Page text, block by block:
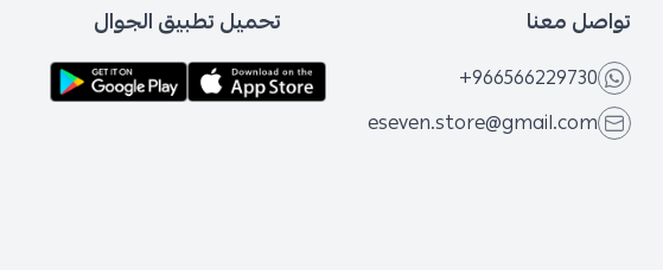
تواصل معنا
+966566229730
eseven.store@gmail.com
تحميل تطبيق الجوال